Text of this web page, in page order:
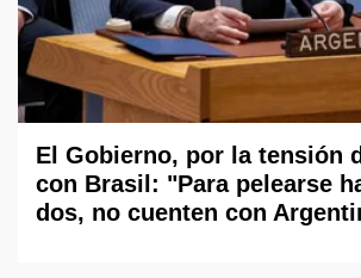
El Gobierno, por la tensión
con Brasil: "Para pelearse
dos, no cuenten con